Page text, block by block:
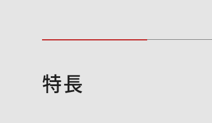
2025-028登録速報（241225）
特長